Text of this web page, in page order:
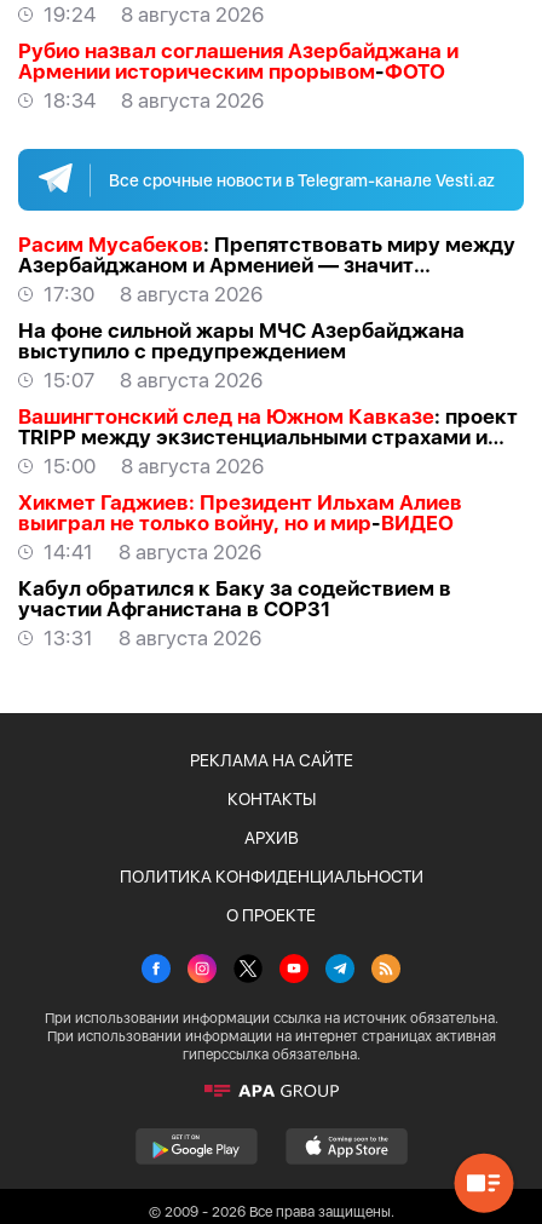
19:24
8 августа 2026
Рубио назвал соглашения Азербайджана и
Армении историческим прорывом-ФОТО
18:34
8 августа 2026
Все срочные новости в Telegram-канале Vesti.az
Расим Мусабеков: Препятствовать миру между
Азербайджаном и Арменией — значит
создавать проблемы самим себе -
17:30
8 августа 2026
На фоне сильной жары МЧС Азербайджана
выступило с предупреждением
15:07
8 августа 2026
Вашингтонский след на Южном Кавказе: проект
TRIPР между экзистенциальными страхами и
прагматичными интересами -
АЛЛАХВЕРАНОВ
15:00
8 августа 2026
Хикмет Гаджиев: Президент Ильхам Алиев
выиграл не только войну, но и мир-ВИДЕО
14:41
8 августа 2026
Кабул обратился к Баку за содействием в
участии Афганистана в COP31
13:31
8 августа 2026
РЕКЛАМА НА САЙТЕ
КОНТАКТЫ
АРХИВ
ПОЛИТИКА КОНФИДЕНЦИАЛЬНОСТИ
О ПРОЕКТЕ
При использовании информации ссылка на источник обязательна.
При использовании информации на интернет страницах активная
гиперссылка обязательна.
© 2009 - 2026 Все права защищены.